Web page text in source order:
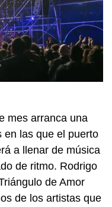
mes arranca una
en las que el puerto
a llenar de música
de ritmo. Rodrigo
de Amor
de los artistas que